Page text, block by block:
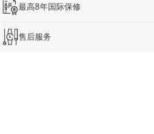
最高8年国际保修
售后服务